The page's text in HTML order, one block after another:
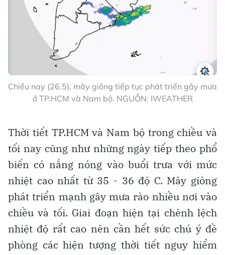
Chiều nay (26.5), mây giông tiếp tục phát triển gây mưa
ở TP.HCM và Nam bộ. NGUỒN: IWEATHER
Thời tiết TP.HCM và Nam bộ trong chiều và
tối nay cũng như những ngày tiếp theo phổ
biến có nắng nóng vào buổi trưa với mức
nhiệt cao nhất từ 35 - 36 độ C. Mây giông
phát triển mạnh gây mưa rào nhiều nơi vào
chiều và tối. Giai đoạn hiện tại chênh lệch
nhiệt độ rất cao nên cần hết sức chú ý đề
phòng các hiện tượng thời tiết nguy hiểm